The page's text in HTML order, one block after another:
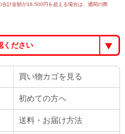
計金額が16,500円を超える場合は、通関の際
ください
買い物カゴを見る
初めての方へ
送料・お届け方法